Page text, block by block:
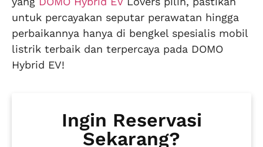
untuk percayakan seputar perawatan hingga
perbaikannya hanya di bengkel spesialis mobil
listrik terbaik dan terpercaya pada DOMO
Hybrid EV!
Ingin Reservasi
Sekarang?